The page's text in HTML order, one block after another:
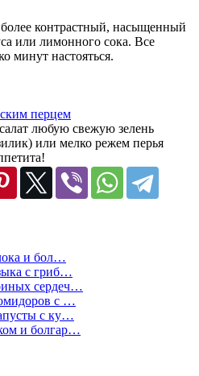
контрастный, насыщенный
или лимонного сока. Все
минут настояться.
любую свежую зелень
или мелко режем перья
и бол…
с гриб…
сердеч…
с …
с ку…
и болгар…